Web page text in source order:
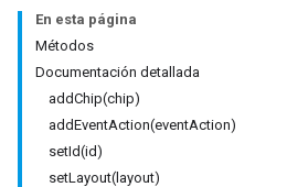
En esta página
Métodos
Documentación detallada
addChip(chip)
addEventAction(eventAction)
setId(id)
setLayout(layout)